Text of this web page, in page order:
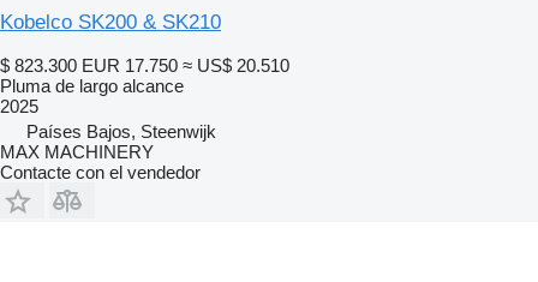
Kobelco SK200 & SK210
$ 823.300 EUR 17.750 ≈ US$ 20.510
Pluma de largo alcance
2025
Países Bajos, Steenwijk
MAX MACHINERY
Contacte con el vendedor